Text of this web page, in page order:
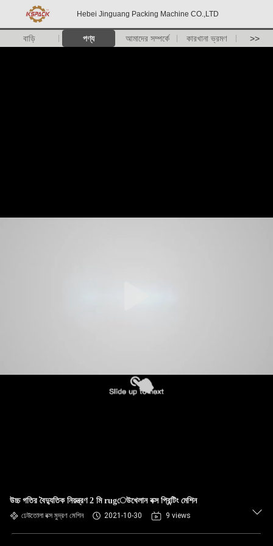
Hebei Jinguang Packing Machine CO.,LTD
বাড়ি পণ্য আমাদের সম্পর্কে কারখানা ভ্রমণ >>
উচ্চ গতির বৈদ্যুতিক নিয়ন্ত্রণ 2 মি rugেউখেলান বক্স প্রিন্টিং মেশিন
ঢেউতোলা বক্স মুদ্রণ মেশিন 2021-10-30 9 views